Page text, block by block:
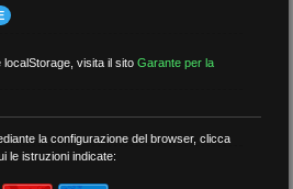
localStorage, visita il sitoGarante per la
la configurazione del browser, clicca
le istruzioni indicate: